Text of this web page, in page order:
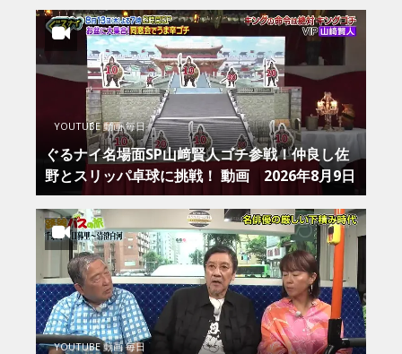
YOUTUBE 動画 毎日
ぐるナイ名場面SP山﨑賢人ゴチ参戦！仲良し佐
野とスリッパ卓球に挑戦！ 動画 2026年8月9日
YOUTUBE 動画 毎日